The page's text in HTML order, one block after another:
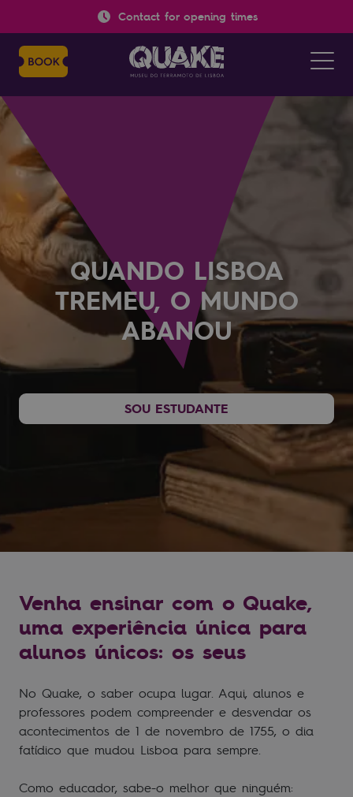
Contact for opening times
QUANDO LISBOA
TREMEU, O MUNDO
ABANOU
SOU ESTUDANTE
Venha ensinar com o Quake,
uma experiência única para
alunos únicos: os seus
No Quake, o saber ocupa lugar. Aqui, alunos e
professores podem compreender e desvendar os
acontecimentos de 1 de novembro de 1755, o dia
fatídico que mudou Lisboa para sempre.
Como educador, sabe-o melhor que ninguém: